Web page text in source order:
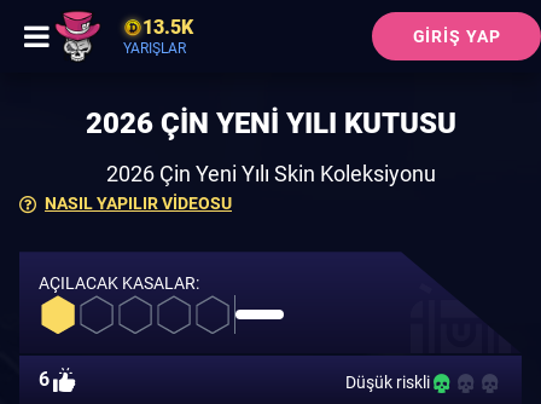
13.5K
YARIŞLAR
GIRIŞ YAP
NASIL YAPILIR VIDEOSU
2026 ÇIN YENI YILI KUTUSU
2026 Çin Yeni Yılı Skin Koleksiyonu
AÇILACAK KASALAR:
6 Düşük riskli